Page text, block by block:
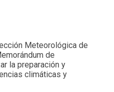
Meteorológica de
de
la preparación y
climáticas y